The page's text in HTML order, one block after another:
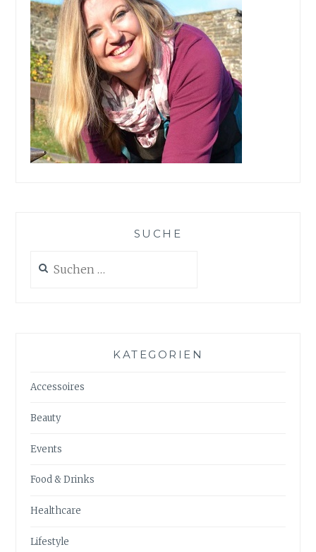
SUCHE
nach:
KATEGORIEN
Accessoires
Beauty
Events
Food & Drinks
Healthcare
Lifestyle